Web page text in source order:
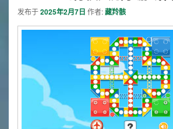
发布于2025年2月7日 作者:藏羚骸